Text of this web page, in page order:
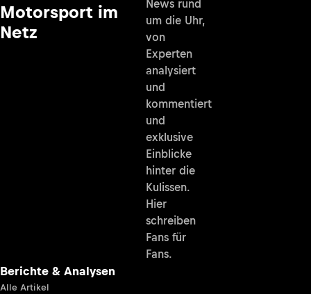
Motorsport im
Netz
News rund
um die Uhr,
von
Experten
analysiert
und
kommentiert
und
exklusive
Einblicke
hinter die
Kulissen.
Hier
schreiben
Fans für
Fans.
Berichte & Analysen
Alle Artikel